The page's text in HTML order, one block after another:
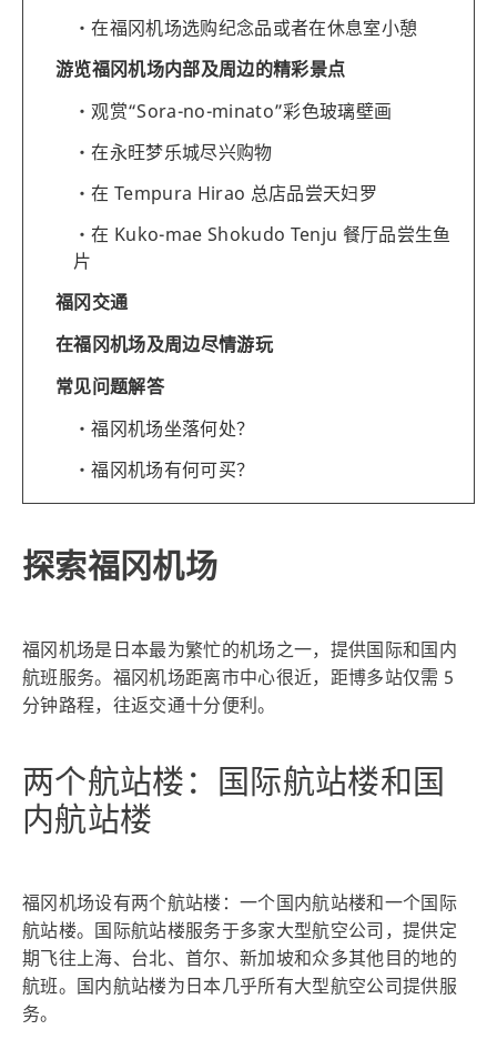
在福冈机场选购纪念品或者在休息室小憩
游览福冈机场内部及周边的精彩景点
观赏“Sora-no-minato”彩色玻璃壁画
在永旺梦乐城尽兴购物
在 Tempura Hirao 总店品尝天妇罗
在 Kuko-mae Shokudo Tenju 餐厅品尝生鱼
片
福冈交通
在福冈机场及周边尽情游玩
常见问题解答
福冈机场坐落何处？
福冈机场有何可买？
探索福冈机场
福冈机场是日本最为繁忙的机场之一，提供国际和国内
航班服务。福冈机场距离市中心很近，距博多站仅需 5
分钟路程，往返交通十分便利。
两个航站楼：国际航站楼和国
内航站楼
福冈机场设有两个航站楼：一个国内航站楼和一个国际
航站楼。国际航站楼服务于多家大型航空公司，提供定
期飞往上海、台北、首尔、新加坡和众多其他目的地的
航班。国内航站楼为日本几乎所有大型航空公司提供服
务。